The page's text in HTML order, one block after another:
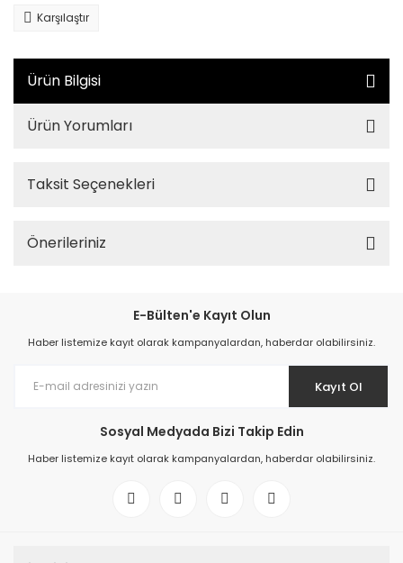
Karşılaştır
Ürün Bilgisi
Ürün Yorumları
Taksit Seçenekleri
Önerileriniz
E-Bülten'e Kayıt Olun
Haber listemize kayıt olarak kampanyalardan, haberdar olabilirsiniz.
Kayıt Ol
Sosyal Medyada Bizi Takip Edin
Haber listemize kayıt olarak kampanyalardan, haberdar olabilirsiniz.